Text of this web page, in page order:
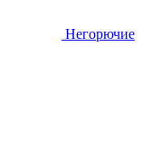
Негорючие